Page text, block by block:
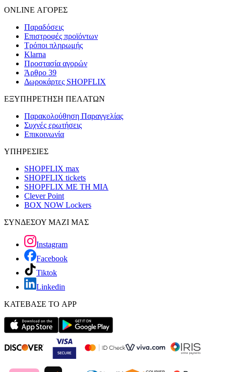
ONLINE ΑΓΟΡΕΣ
Παραδόσεις
Επιστροφές προϊόντων
Τρόποι πληρωμής
Klarna
Προστασία αγορών
Άρθρο 39
Δωροκάρτες SHOPFLIX
ΕΞΥΠΗΡΕΤΗΣΗ ΠΕΛΑΤΩΝ
Παρακολούθηση Παραγγελίας
Συχνές ερωτήσεις
Επικοινωνία
ΥΠΗΡΕΣΙΕΣ
SHOPFLIX max
SHOPFLIX tickets
SHOPFLIX ΜΕ ΤΗ ΜΙΑ
Clever Point
BOX NOW Lockers
ΣΥΝΔΕΣΟΥ ΜΑΖΙ ΜΑΣ
Instagram
Facebook
Tiktok
Linkedin
ΚΑΤΕΒΑΣΕ ΤΟ APP